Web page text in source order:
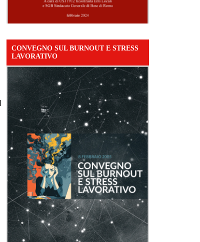
CONVEGNO SUL BURNOUT E STRESS
LAVORATIVO